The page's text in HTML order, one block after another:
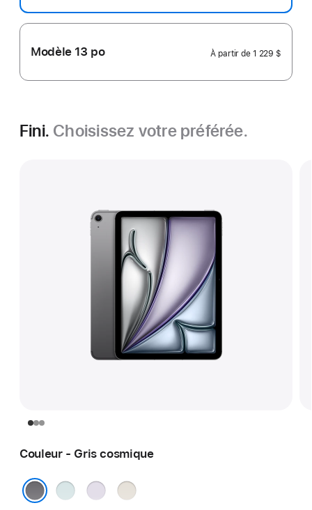
Modèle 13 po À partir de 1 229 $
Fini. Choisissez votre préférée.
Couleur - Gris cosmique
Bleu Violet Comète